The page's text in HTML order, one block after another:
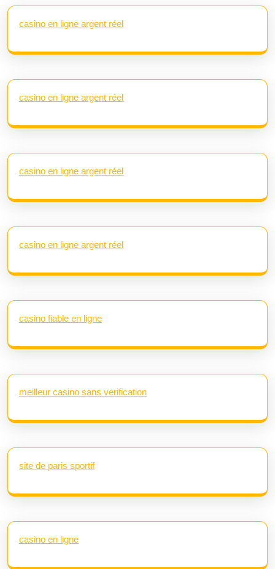
casino en ligne argent réel
casino en ligne argent réel
casino en ligne argent réel
casino en ligne argent réel
casino fiable en ligne
meilleur casino sans verification
site de paris sportif
casino en ligne